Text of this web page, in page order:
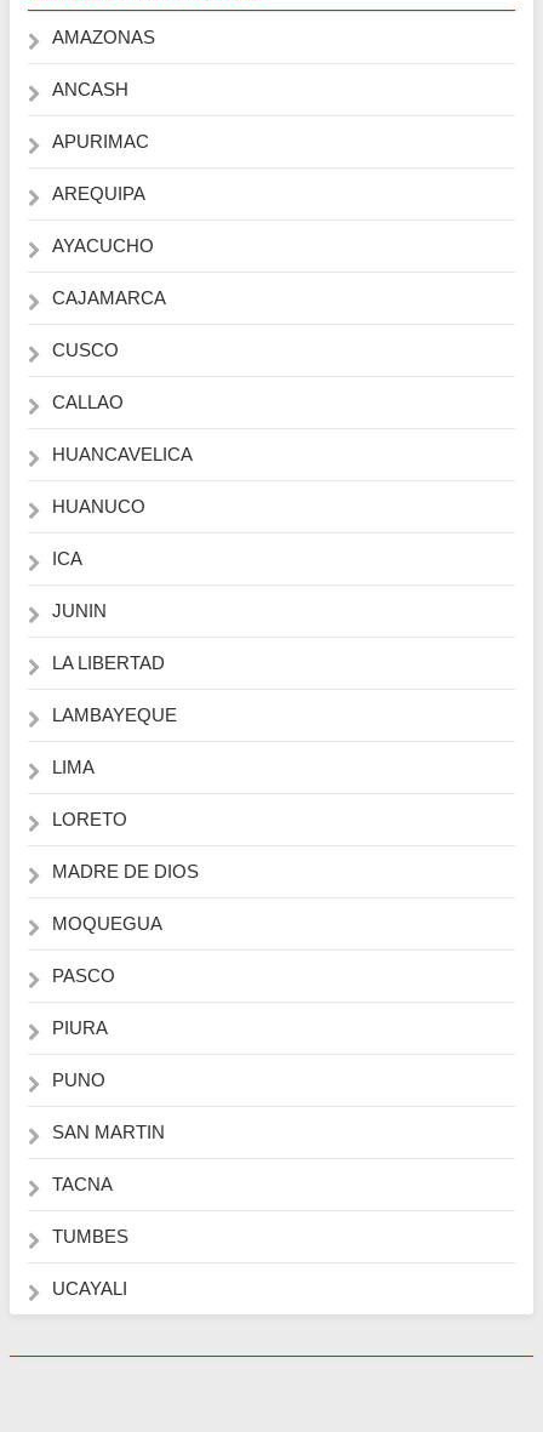
AMAZONAS
ANCASH
APURIMAC
AREQUIPA
AYACUCHO
CAJAMARCA
CUSCO
CALLAO
HUANCAVELICA
HUANUCO
ICA
JUNIN
LA LIBERTAD
LAMBAYEQUE
LIMA
LORETO
MADRE DE DIOS
MOQUEGUA
PASCO
PIURA
PUNO
SAN MARTIN
TACNA
TUMBES
UCAYALI